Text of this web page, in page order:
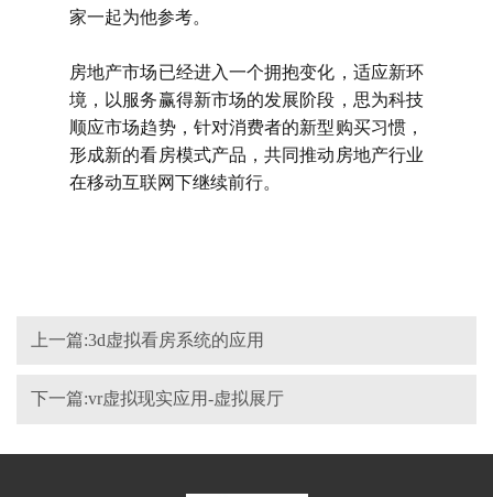
家一起为他参考。
房地产市场已经进入一个拥抱变化，适应新环
境，以服务赢得新市场的发展阶段，思为科技
顺应市场趋势，针对消费者的新型购买习惯，
形成新的看房模式产品，共同推动房地产行业
在移动互联网下继续前行。
上一篇:3d虚拟看房系统的应用
下一篇:vr虚拟现实应用-虚拟展厅